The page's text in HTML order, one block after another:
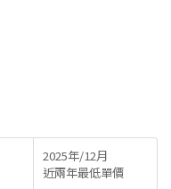
2025年/12月
近兩年最低單價